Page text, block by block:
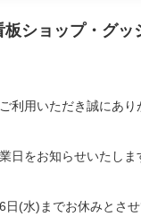
板ショップ・グ
利用いただき誠にあり
日をお知らせいたしま
(水)までお休みとさせ